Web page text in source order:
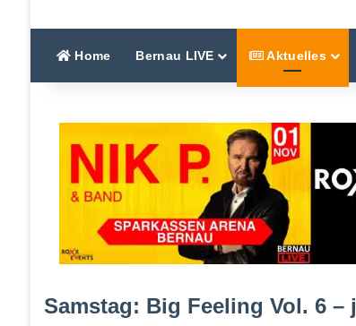
Home Bernau LIVE Aktuelles
Samstag: Big Feeling Vol. 6